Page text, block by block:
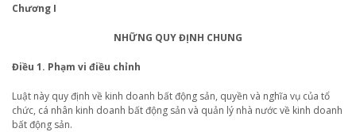
Chương I
NHỮNG QUY ĐỊNH CHUNG
Điều 1. Phạm vi điều chỉnh
Luật này quy định về kinh doanh bất động sản, quyền và nghĩa vụ của tổ
chức, cá nhân kinh doanh bất động sản và quản lý nhà nước về kinh doanh
bất động sản.